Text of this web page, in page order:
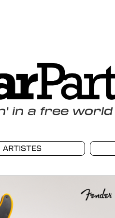
' in a free world
ARTISTES